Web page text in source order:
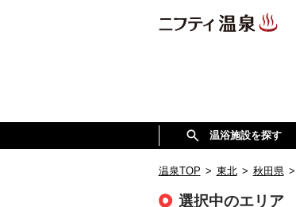
温浴施設を探す
温泉TOP > 東北 > 秋田県 >
選択中のエリア